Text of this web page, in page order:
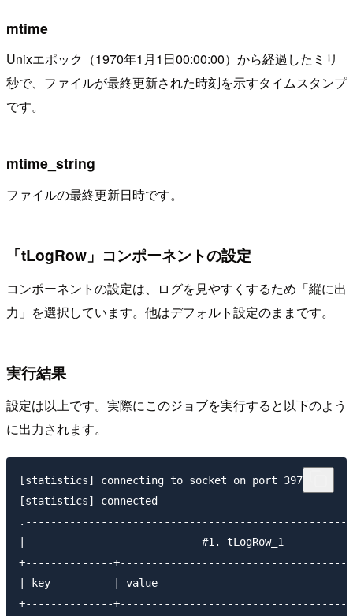
mtime
Unixエポック（1970年1月1日00:00:00）から経過したミリ
秒で、ファイルが最終更新された時刻を示すタイムスタンプ
です。
mtime_string
ファイルの最終更新日時です。
「tLogRow」コンポーネントの設定
コンポーネントの設定は、ログを見やすくするため「縦に出
力」を選択しています。他はデフォルト設定のままです。
実行結果
設定は以上です。実際にこのジョブを実行すると以下のよう
に出力されます。
[statistics] connecting to socket on port 3978
[statistics] connected
|                            #1. tLogRow_1
+--------------
| key          | value
+--------------